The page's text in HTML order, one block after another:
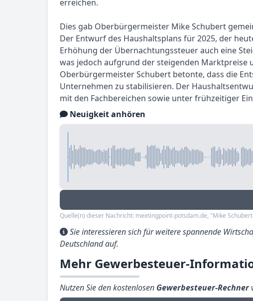
erreichen.
Dies gab Oberbürgermeister Mike Schubert
Der Entwurf des Haushaltsplans für 2025, der
Erhöhung der Übernachtungssteuer auch eine
was jedoch aufgrund der steigenden Marktpreise
Oberbürgermeister Schubert betonte, dass die
Unternehmen zu stabilisieren. Der
mit den Fachbereichen sowie unter frühzeitiger
Neuigkeit anhören
Quelle(n) dieser Nachricht: meetingpoint-potsdam.de, "Mike
Sie interessieren sich für weitere spannende
Deutschland auf.
Mehr Gewerbesteuer-
Nutzen Sie den kostenlosen Gewerbesteuer-Rechner